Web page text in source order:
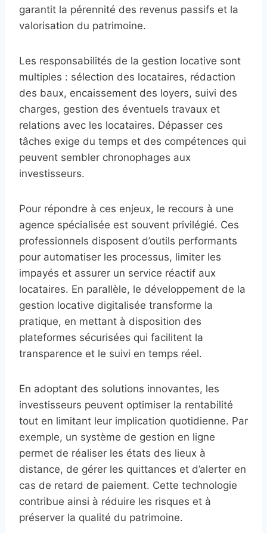
garantit la pérennité des revenus passifs et la
valorisation du patrimoine.
Les responsabilités de la gestion locative sont
multiples : sélection des locataires, rédaction
des baux, encaissement des loyers, suivi des
charges, gestion des éventuels travaux et
relations avec les locataires. Dépasser ces
tâches exige du temps et des compétences qui
peuvent sembler chronophages aux
investisseurs.
Pour répondre à ces enjeux, le recours à une
agence spécialisée est souvent privilégié. Ces
professionnels disposent d’outils performants
pour automatiser les processus, limiter les
impayés et assurer un service réactif aux
locataires. En parallèle, le développement de la
gestion locative digitalisée transforme la
pratique, en mettant à disposition des
plateformes sécurisées qui facilitent la
transparence et le suivi en temps réel.
En adoptant des solutions innovantes, les
investisseurs peuvent optimiser la rentabilité
tout en limitant leur implication quotidienne. Par
exemple, un système de gestion en ligne
permet de réaliser les états des lieux à
distance, de gérer les quittances et d’alerter en
cas de retard de paiement. Cette technologie
contribue ainsi à réduire les risques et à
préserver la qualité du patrimoine.